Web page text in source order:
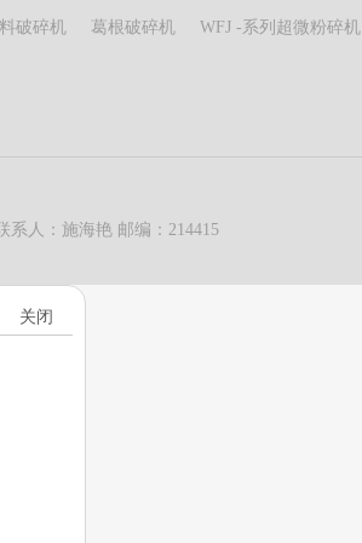
破碎机 葛根破碎机 WFJ -系列超微粉碎机
系人：施海艳 邮编：214415
关闭